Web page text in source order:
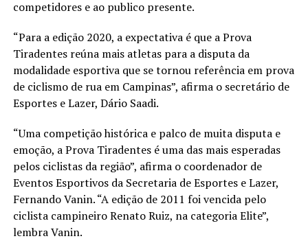
competidores e ao publico presente.
“Para a edição 2020, a expectativa é que a Prova
Tiradentes reúna mais atletas para a disputa da
modalidade esportiva que se tornou referência em prova
de ciclismo de rua em Campinas”, afirma o secretário de
Esportes e Lazer, Dário Saadi.
“Uma competição histórica e palco de muita disputa e
emoção, a Prova Tiradentes é uma das mais esperadas
pelos ciclistas da região”, afirma o coordenador de
Eventos Esportivos da Secretaria de Esportes e Lazer,
Fernando Vanin. “A edição de 2011 foi vencida pelo
ciclista campineiro Renato Ruiz, na categoria Elite”,
lembra Vanin.